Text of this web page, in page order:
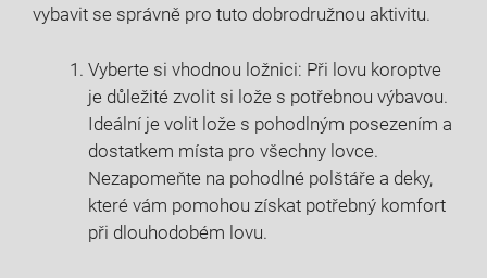
vybavit se správně pro tuto ⁢dobrodružnou⁤ aktivitu.
Vyberte ​si vhodnou​ ložnici: Při lovu koroptve
je důležité ⁢zvolit si lože s potřebnou​ výbavou.
Ideální je ​volit ‌lože s pohodlným ‍posezením a
dostatkem místa pro všechny lovce.
Nezapomeňte ‌na pohodlné polštáře a deky,
které vám pomohou získat potřebný komfort
při dlouhodobém lovu.